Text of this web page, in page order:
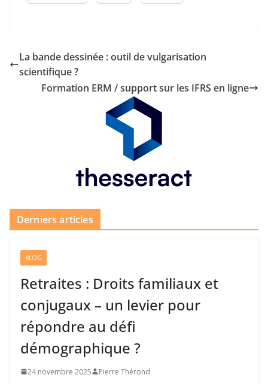
La bande dessinée : outil de vulgarisation
scientifique ?
Formation ERM / support sur les IFRS en ligne
Derniers articles
BLOG
Retraites : Droits familiaux et
conjugaux – un levier pour
répondre au défi
démographique ?
24 novembre 2025 Pierre Thérond